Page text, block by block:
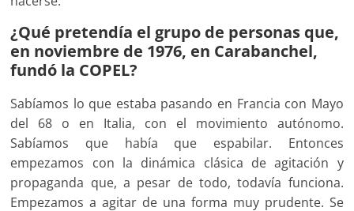
¿Qué pretendía el grupo de personas que,
en noviembre de 1976, en Carabanchel,
fundó la COPEL?
Sabíamos lo que estaba pasando en Francia con Mayo
del 68 o en Italia, con el movimiento autónomo.
Sabíamos que había que espabilar. Entonces
empezamos con la dinámica clásica de agitación y
propaganda que, a pesar de todo, todavía funciona.
Empezamos a agitar de una forma muy prudente. Se